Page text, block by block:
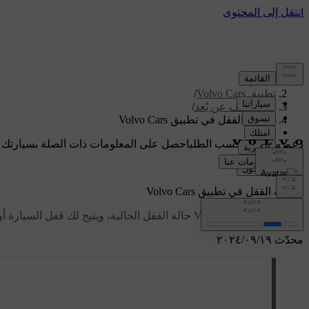
الدعم/
تطبيق Volvo Cars
/
الوظائف عن بُعد/
وظيفة القفل في تطبيق Volvo Cars
دعم مخصص حسب الطلباحصل على المعلومات ذات الصلة بسيارتك
تسجيل الدخول
محدّث ١٩‏/٠٩‏/٢٠٢٤
وظيفة القفل في تطبيق Volvo Cars
يعرض تطبيق Volvo Cars حالة القفل الحالية، ويتيح لك قفل السيارة أو إلغاء قفلها عن بُعد.